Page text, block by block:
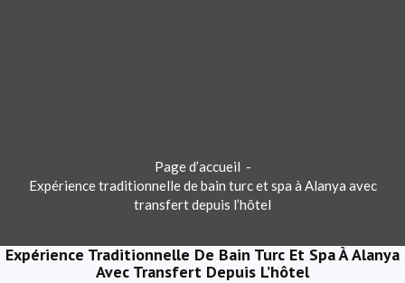
Page d’accueil -
Expérience traditionnelle de bain turc et spa à Alanya avec
transfert depuis l’hôtel
Expérience Traditionnelle De Bain Turc Et Spa À Alanya
Avec Transfert Depuis L’hôtel